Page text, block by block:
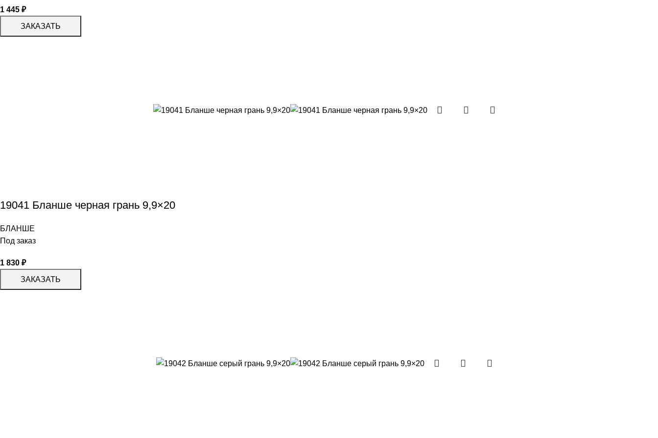
1 445 ₽
ЗАКАЗАТЬ
19041 Бланше черная грань 9,9×20
БЛАНШЕ
Под заказ
1 830 ₽
ЗАКАЗАТЬ